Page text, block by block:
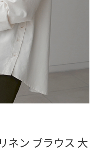
ネン ブラウス 大